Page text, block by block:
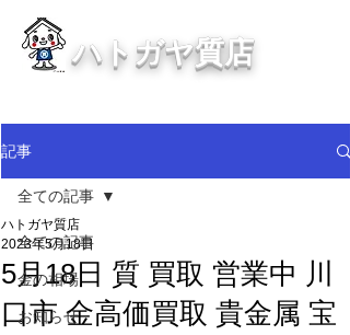
ハトガヤ質店
記事
全ての記事
金の相場
お知らせ
全ての記事
5月18日 質 買取 営業中 川
口市 金高価買取 貴金属 宝
ハトガヤ質店
2023年5月18日